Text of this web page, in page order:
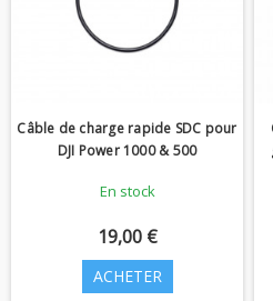
Câble de charge rapide SDC pour
DJI Power 1000 & 500
En stock
19,00 €
ACHETER